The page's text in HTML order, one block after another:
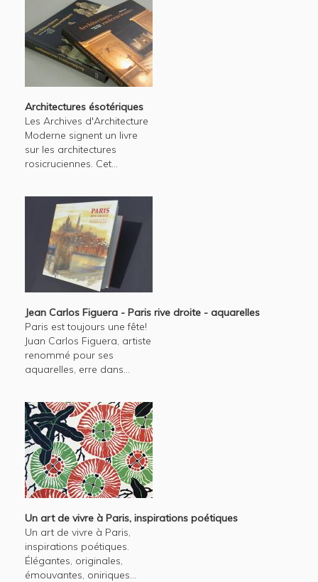
Architectures ésotériques
Les Archives d'Architecture
Moderne signent un livre
sur les architectures
rosicruciennes. Cet...
Jean Carlos Figuera - Paris rive droite - aquarelles
Paris est toujours une fête!
Juan Carlos Figuera, artiste
renommé pour ses
aquarelles, erre dans...
Un art de vivre à Paris, inspirations poétiques
Un art de vivre à Paris,
inspirations poétiques.
Élégantes, originales,
émouvantes, oniriques...